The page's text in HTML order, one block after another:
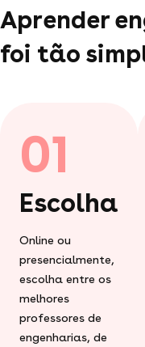
Aprender
foi tão
01
Escolha
Online ou
presencialmente,
escolha entre os
melhores
professores de
engenharias, de